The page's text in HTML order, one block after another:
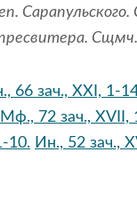
Сщмч.
66 зач., XXI, 1-
Мф., 72 зач., XVII,
10. Ин., 52 зач.,